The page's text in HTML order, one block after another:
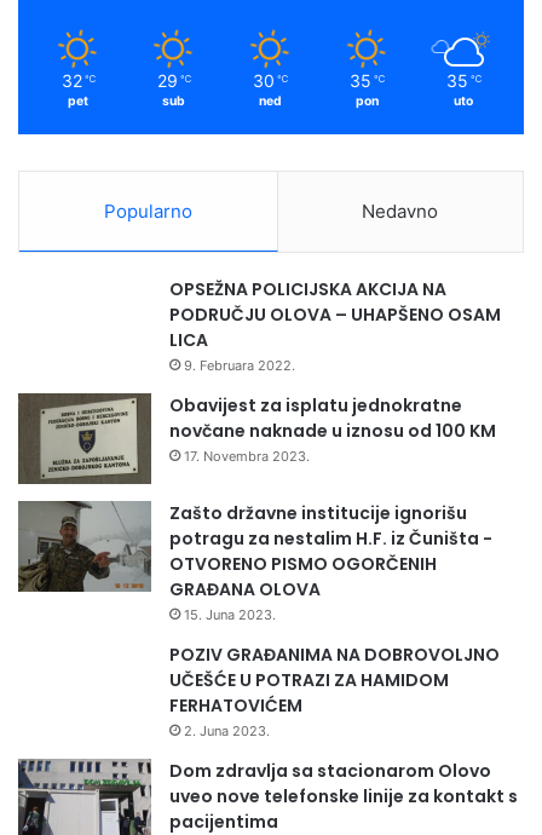
l
32 ℃
pet
29 ℃
sub
30 ℃
ned
35 ℃
pon
35 ℃
uto
Popularno Nedavno
OPSEŽNA POLICIJSKA AKCIJA NA
PODRUČJU OLOVA – UHAPŠENO OSAM
LICA
9. Februara 2022.
Obavijest za isplatu jednokratne
novčane naknade u iznosu od 100 KM
17. Novembra 2023.
Zašto državne institucije ignorišu
potragu za nestalim H.F. iz Čuništa -
OTVORENO PISMO OGORČENIH
GRAĐANA OLOVA
15. Juna 2023.
POZIV GRAĐANIMA NA DOBROVOLJNO
UČEŠĆE U POTRAZI ZA HAMIDOM
FERHATOVIĆEM
2. Juna 2023.
Dom zdravlja sa stacionarom Olovo
uveo nove telefonske linije za kontakt s
pacijentima